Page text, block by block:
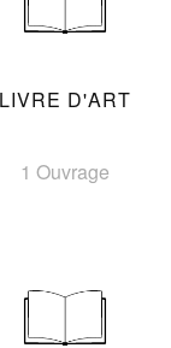
LIVRE D'ART
1 Ouvrage